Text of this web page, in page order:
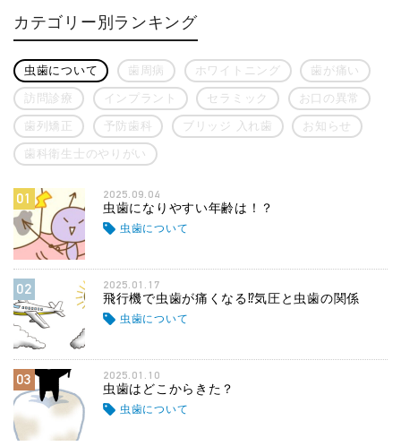
カテゴリー別ランキング
虫歯について 歯周病 ホワイトニング 歯が痛い
訪問診療 インプラント セラミック お口の異常
歯列矯正 予防歯科 ブリッジ 入れ歯 お知らせ
歯科衛生士のやりがい
01 2025.09.04
虫歯になりやすい年齢は！？
虫歯について
02 2025.01.17
飛行機で虫歯が痛くなる⁉気圧と虫歯の関係
虫歯について
03 2025.01.10
虫歯はどこからきた？
虫歯について